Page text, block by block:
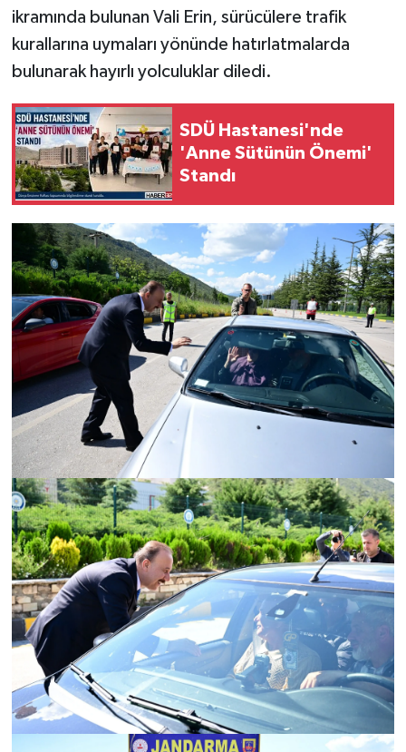
ikramında bulunan Vali Erin, sürücülere trafik
kurallarına uymaları yönünde hatırlatmalarda
bulunarak hayırlı yolculuklar diledi.
SDÜ Hastanesi'nde
'Anne Sütünün Önemi'
Standı
Künye